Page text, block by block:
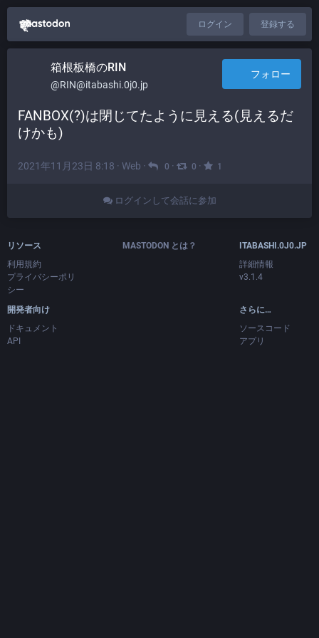
ログイン 登録する
箱根板橋のRIN
@RIN@itabashi.0j0.jp
フォロー
FANBOX(?)は閉じてたように見える(見えるだ
けかも)
2021年11月23日 8:18 · Web · 0 · 0 · 1
ログインして会話に参加
リソース
利用規約
プライバシーポリ
シー
開発者向け
ドキュメント
API
MASTODON とは？
ITABASHI.0J0.JP
詳細情報
v3.1.4
さらに…
ソースコード
アプリ